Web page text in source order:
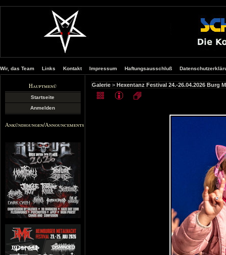
Wir, das Team Links Kontakt Impressum Haftungsausschluß
Hauptmenü
Startseite
Anmelden
Ankündigungen/Announcements
Galerie > Hexentanz Festival 24.-26.04.2026 Burg